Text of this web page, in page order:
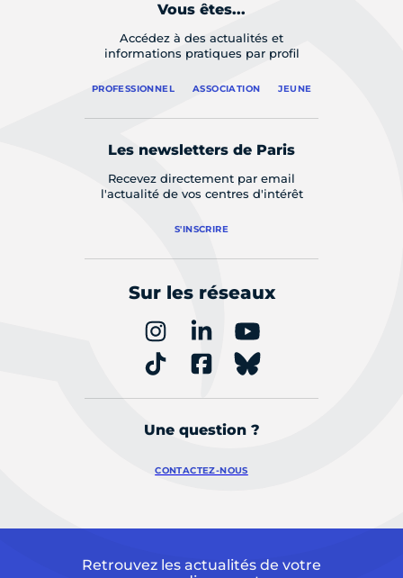
Vous êtes...
Accédez à des actualités et
informations pratiques par profil
PROFESSIONNEL ASSOCIATION JEUNE
Les newsletters de Paris
Recevez directement par email
l'actualité de vos centres d'intérêt
S'INSCRIRE
Sur les réseaux
Une question ?
CONTACTEZ-NOUS
Retrouvez les actualités de votre